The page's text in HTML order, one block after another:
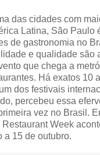
das cidades com
Latina, São Paulo
de gastronomia no
e qualidade são
que chega a
Há exatos 10
dos festivais
percebeu essa
vez no Brasil.
Week
a 15 de outubro.